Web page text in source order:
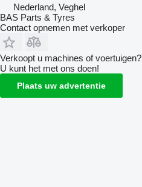
Nederland, Veghel
BAS Parts & Tyres
Contact opnemen met verkoper
Verkoopt u machines of voertuigen?
U kunt het met ons doen!
Plaats uw advertentie